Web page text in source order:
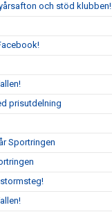
och stöd klubben!
prisutdelning
Sportringen